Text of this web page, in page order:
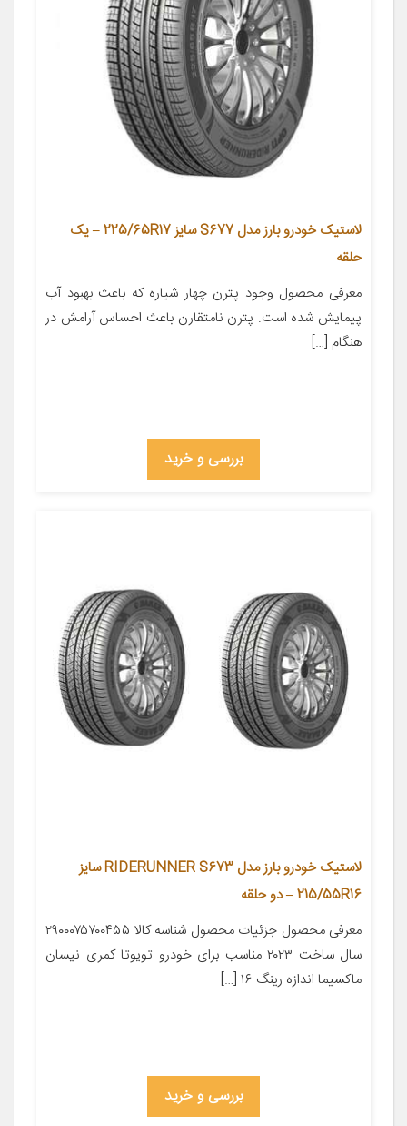
لاستیک خودرو بارز مدل S677 سایز 225/65R17 – یک
حلقه
معرفی محصول وجود پترن چهار شیاره که باعث بهبود آب
پیمایش شده است. پترن نامتقارن باعث احساس آرامش در
هنگام […]
بررسی و خرید
لاستیک خودرو بارز مدل RIDERUNNER S673 سایز
215/55R16 – دو حلقه
معرفی محصول جزئیات محصول شناسه کالا ۲۹۰۰۰۷۵۷۰۰۴۵۵
سال ساخت ۲۰۲۳ مناسب برای خودرو تویوتا کمری نیسان
ماکسیما اندازه رینگ ۱۶ […]
بررسی و خرید